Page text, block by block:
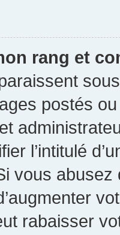
rang et
postés
l’intitulé
vous
rabaisser